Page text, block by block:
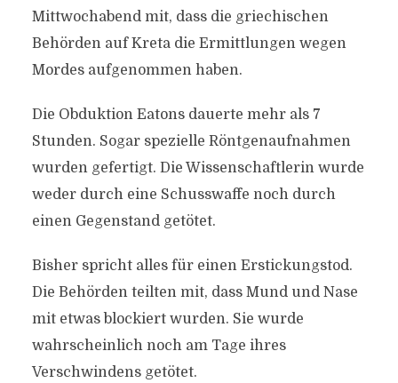
Mittwochabend mit, dass die griechischen
Behörden auf Kreta die Ermittlungen wegen
Mordes aufgenommen haben.
Die Obduktion Eatons dauerte mehr als 7
Stunden. Sogar spezielle Röntgenaufnahmen
wurden gefertigt. Die Wissenschaftlerin wurde
weder durch eine Schusswaffe noch durch
einen Gegenstand getötet.
Bisher spricht alles für einen Erstickungstod.
Die Behörden teilten mit, dass Mund und Nase
mit etwas blockiert wurden. Sie wurde
wahrscheinlich noch am Tage ihres
Verschwindens getötet.